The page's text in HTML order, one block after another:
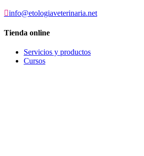
info@etologiaveterinaria.net
Tienda online
Servicios y productos
Cursos